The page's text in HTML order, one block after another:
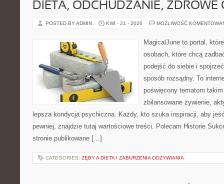
DIETA, ODCHUDZANIE, ZDROWE
POSTED BY ADMIN KWI - 21 - 2026 MOŻLIWOŚĆ
MagicalJune to portal,
osobach, które chcą
podejść do siebie i
sposób rozsądny. To
poświęcony tematom
zbilansowane żywienie,
lepsza kondycja psychiczna. Każdy, kto szuka inspiracji, aby
pewniej, znajdzie tutaj wartościowe treści. Polecam Historie
stronie publikowane […]
CATEGORIES: ZĘBY A DIETA I ZABURZENIA ODŻYWIANIA